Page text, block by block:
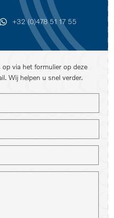
+32 (0)478 51 17 55
via het formulier op deze
Wij helpen u snel verder.